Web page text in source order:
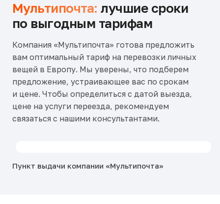
Мультипочта: лучшие сроки
по выгодным тарифам
Компания «Мультипочта» готова предложить
вам оптимальный тариф на перевозки личных
вещей в Европу. Мы уверены, что подберем
предложение, устраивающее вас по срокам
и цене. Чтобы определиться с датой выезда,
цене на услуги переезда, рекомендуем
связаться с нашими консультантами.
Пункт выдачи компании «Мультипочта»